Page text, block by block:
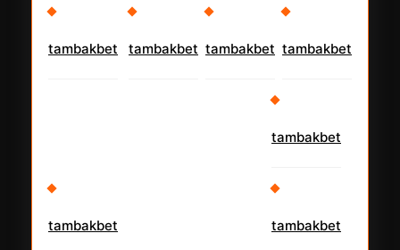
tambakbet tambakbet tambakbet tambakbet
tambakbet
tambakbet
tambakbet